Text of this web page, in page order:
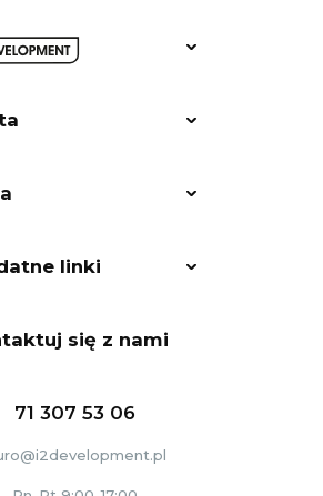
linki
się z nami
71 307 53 06